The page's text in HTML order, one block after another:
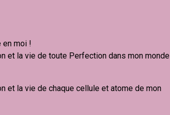
en moi !
et la vie de toute Perfection dans mon monde
et la vie de chaque cellule et atome de mon